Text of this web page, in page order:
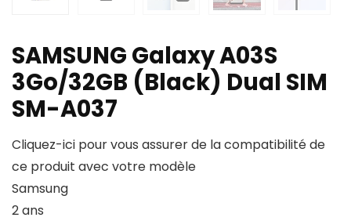
SAMSUNG Galaxy A03S
3Go/32GB (Black) Dual SIM
SM-A037
Cliquez-ici pour vous assurer de la compatibilité de
ce produit avec votre modèle
Samsung
2 ans